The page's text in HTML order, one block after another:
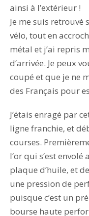
ainsi à l’extérieur !
Je me suis retrouvé
vélo, tout en
métal et j’ai repris
d’arrivée. Je peux
coupé et que je ne
des Français pour
J’étais enragé par
ligne franchie, et
courses.
l’or qui s’est
plaque d’huile, et
une pression de
puisque c’est un
bourse haute